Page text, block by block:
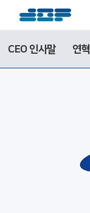
CEO 인사말 연혁